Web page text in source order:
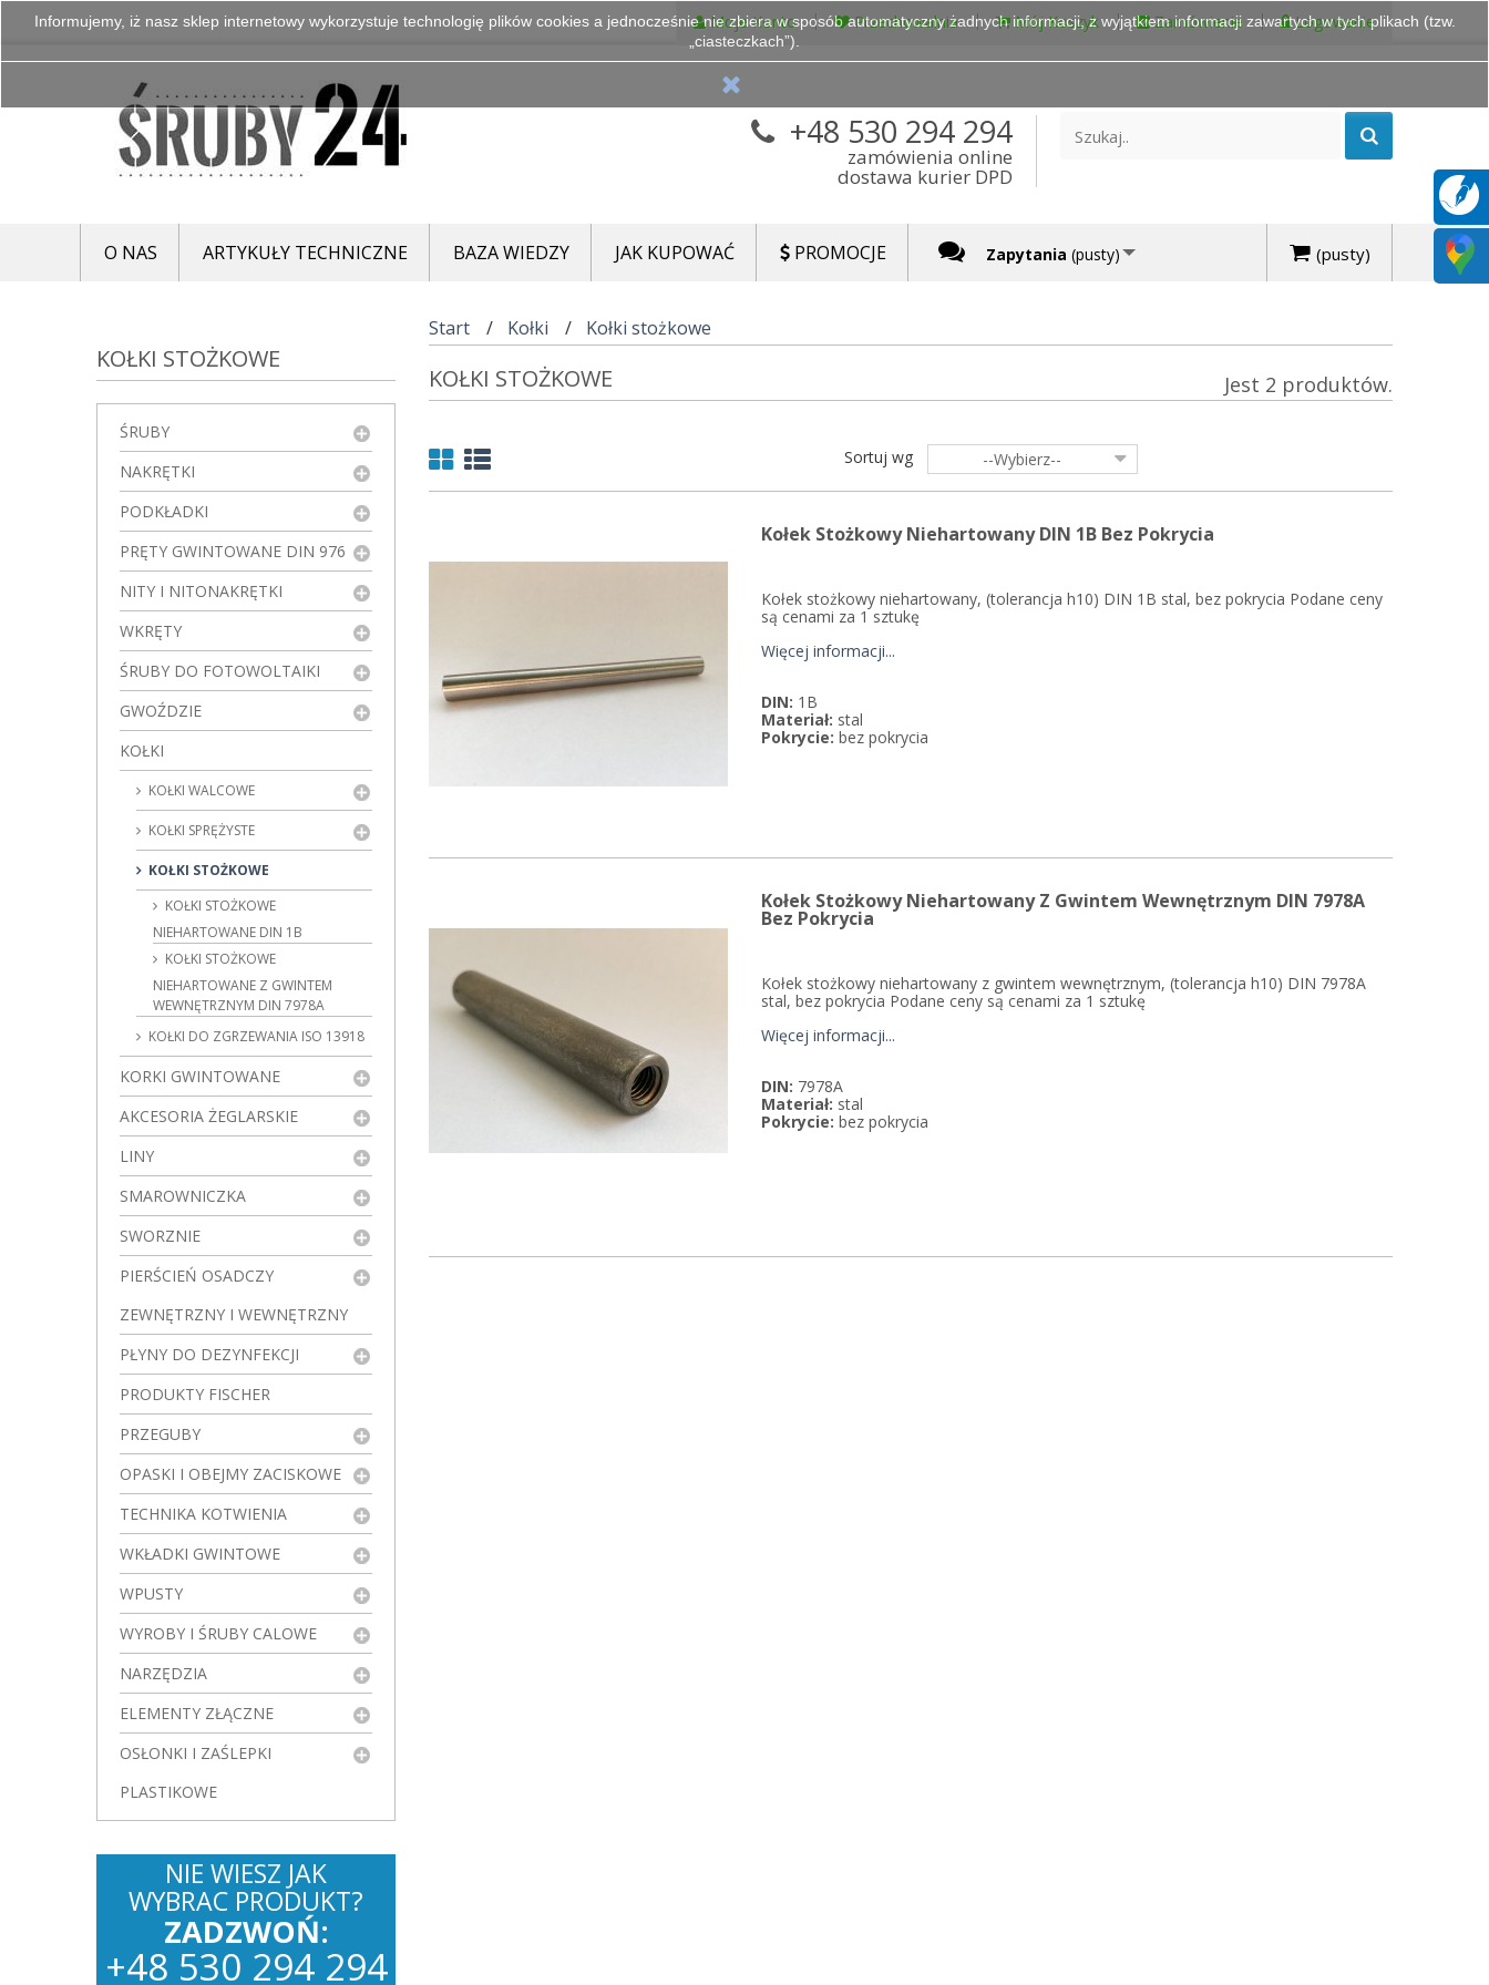
Moje Konto Przechowalnia Mój Koszyk Zamówienie Logowanie
(pusty)
+48 530 294 294
zamówienia online
dostawa kurier DPD
Zapytania (pusty)
O NAS ARTYKUŁY TECHNICZNE BAZA WIEDZY JAK KUPOWAĆ PROMOCJE
KOŁKI STOŻKOWE
ŚRUBY
NAKRĘTKI
PODKŁADKI
PRĘTY GWINTOWANE DIN 976
NITY I NITONAKRĘTKI
WKRĘTY
ŚRUBY DO FOTOWOLTAIKI
GWOŹDZIE
KOŁKI
KOŁKI WALCOWE
KOŁKI SPRĘŻYSTE
KOŁKI STOŻKOWE
KOŁKI STOŻKOWE
NIEHARTOWANE DIN 1B
KOŁKI STOŻKOWE
NIEHARTOWANE Z GWINTEM
WEWNĘTRZNYM DIN 7978A
KOŁKI DO ZGRZEWANIA ISO 13918
KORKI GWINTOWANE
AKCESORIA ŻEGLARSKIE
LINY
SMAROWNICZKA
SWORZNIE
PIERŚCIEŃ OSADCZY
ZEWNĘTRZNY I WEWNĘTRZNY
PŁYNY DO DEZYNFEKCJI
PRODUKTY FISCHER
PRZEGUBY
OPASKI I OBEJMY ZACISKOWE
TECHNIKA KOTWIENIA
WKŁADKI GWINTOWE
WPUSTY
WYROBY I ŚRUBY CALOWE
NARZĘDZIA
ELEMENTY ZŁĄCZNE
OSŁONKI I ZAŚLEPKI
PLASTIKOWE
NIE WIESZ JAK
WYBRAC PRODUKT?
ZADZWOŃ:
+48 530 294 294
Start Kołki Kołki stożkowe
KOŁKI STOŻKOWE Jest 2 produktów.
Sortuj wg --Wybierz--
Kołek Stożkowy Niehartowany DIN 1B Bez Pokrycia
Kołek stożkowy niehartowany, (tolerancja h10) DIN 1B stal, bez pokrycia Podane ceny
są cenami za 1 sztukę
Więcej informacji...
DIN: 1B
Materiał: stal
Pokrycie: bez pokrycia
Kołek Stożkowy Niehartowany Z Gwintem Wewnętrznym DIN 7978A
Bez Pokrycia
Kołek stożkowy niehartowany z gwintem wewnętrznym, (tolerancja h10) DIN 7978A
stal, bez pokrycia Podane ceny są cenami za 1 sztukę
Więcej informacji...
DIN: 7978A
Materiał: stal
Pokrycie: bez pokrycia
Informujemy, iż nasz sklep internetowy wykorzystuje technologię plików cookies a jednocześnie nie zbiera w sposób automatyczny żadnych informacji, z wyjątkiem informacji zawartych w tych plikach (tzw.
„ciasteczkach”).